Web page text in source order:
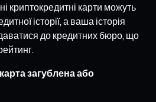
криптокредитні карти можуть
історії, а ваша історія
до кредитних бюро, що
загублена або